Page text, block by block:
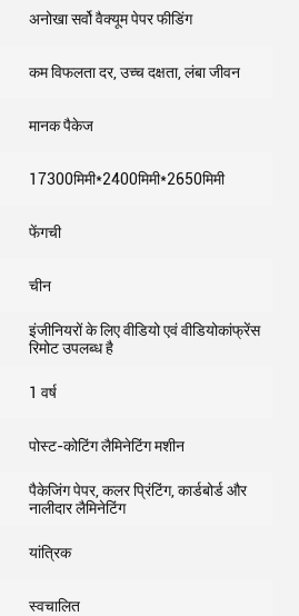
अनोखा सर्वो वैक्यूम पेपर फीडिंग
कम विफलता दर, उच्च दक्षता, लंबा जीवन
मानक पैकेज
17300मिमी*2400मिमी*2650मिमी
फेंगची
चीन
इंजीनियरों के लिए वीडियो एवं वीडियोकांफ्रेंस
रिमोट उपलब्ध है
1 वर्ष
पोस्ट-कोटिंग लैमिनेटिंग मशीन
पैकेजिंग पेपर, कलर प्रिंटिंग, कार्डबोर्ड और
नालीदार लैमिनेटिंग
यांत्रिक
स्वचालित